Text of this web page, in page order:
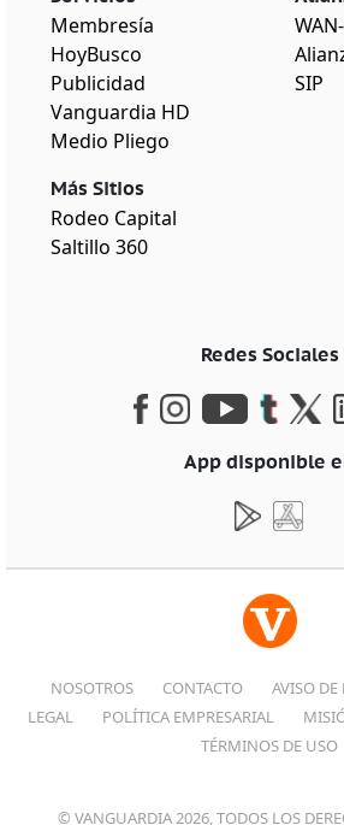
Membresía
HoyBusco
Publicidad
Vanguardia HD
Medio Pliego
Más Sitios
Rodeo Capital
Saltillo 360
SIP
Redes Sociales
App disponible
NOSOTROS CONTACTO AVISO DE
LEGAL
POLÍTICA EMPRESARIAL
TÉRMINOS DE USO
© VANGUARDIA 2026, TODOS LOS